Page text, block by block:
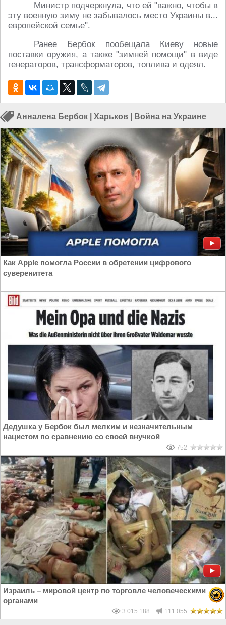
Министр подчеркнула, что ей "важно, чтобы в
эту военную зиму не забывалось место Украины в...
европейской семье".
Ранее Бербок пообещала Киеву новые
поставки оружия, а также "зимней помощи" в виде
генераторов, трансформаторов, топлива и одеял.
Анналена Бербок Харьков Война на Украине
Как Apple помогла России в обретении цифрового
суверенитета
Дедушка у Бербок был мелким и незначительным
нацистом по сравнению со своей внучкой
752
Израиль – мировой центр по торговле человеческими
органами
3 015 188 111 055